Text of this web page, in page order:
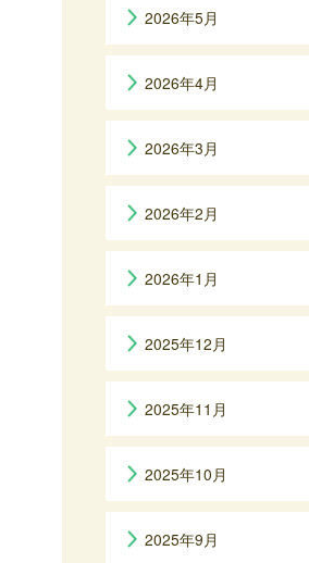
2026年5月
2026年4月
2026年3月
2026年2月
2026年1月
2025年12月
2025年11月
2025年10月
2025年9月